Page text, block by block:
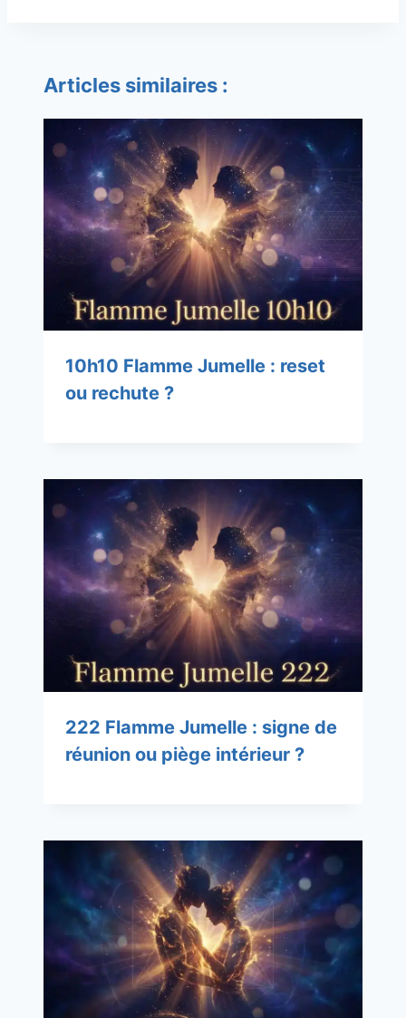
Articles similaires :
10h10 Flamme Jumelle : reset
ou rechute ?
222 Flamme Jumelle : signe de
réunion ou piège intérieur ?